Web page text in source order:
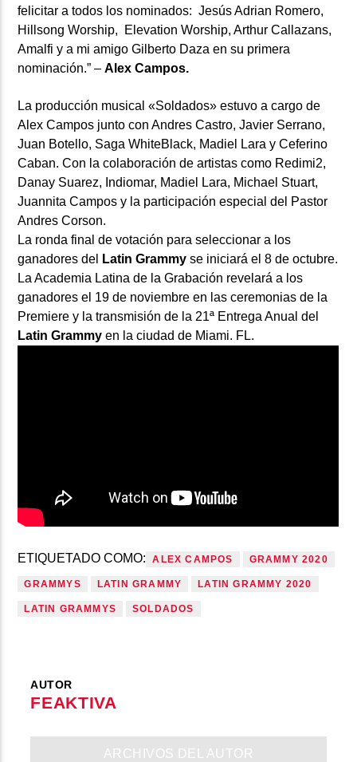
felicitar a todos los nominados: Jesús Adrian Romero,
Hillsong Worship, Elevation Worship, Arthur Callazans,
Amalfi y a mi amigo Gilberto Daza en su primera
nominación.” –Alex Campos.
La producción musical «Soldados» estuvo a cargo de
Alex Campos junto con Andres Castro, Javier Serrano,
Juan Botello, Saga WhiteBlack, Madiel Lara y Ceferino
Caban. Con la colaboración de artistas como Redimi2,
Danay Suarez, Indiomar, Madiel Lara, Michael Stuart,
Juannita Campos y la participación especial del Pastor
Andres Corson.
La ronda final de votación para seleccionar a los
ganadores del
Latin Grammyse iniciará el 8 de octubre.
La Academia Latina de la Grabación revelará a los
ganadores el 19 de noviembre en las ceremonias de la
Premiere y la transmisión de la 21ª Entrega Anual del
Latin Grammy en la ciudad de Miami. FL.
ETIQUETADO COMO: ALEX CAMPOS GRAMMY 2020
GRAMMYS LATIN GRAMMY LATIN GRAMMY 2020
LATIN GRAMMYS SOLDADOS
AUTOR
FEAKTIVA
ARCHIVOS DEL AUTOR